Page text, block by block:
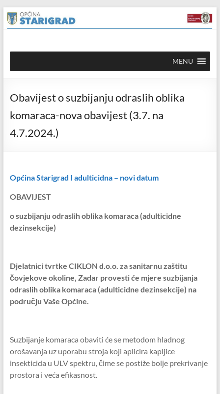
content
Skip
to
content
Općina
Starigrad
mrežna
stranica
MENU
Obavijest o suzbijanju odraslih oblika
komaraca-nova obavijest (3.7. na
4.7.2024.)
Općina Starigrad I adulticidna – novi datum
OBAVIJEST
o suzbijanju odraslih oblika komaraca (adulticidne
dezinsekcije)
Djelatnici tvrtke CIKLON d.o.o. za sanitarnu zaštitu
čovjekove okoline, Zadar provesti će mjere suzbijanja
odraslih oblika komaraca (adulticidne dezinsekcije) na
području Vaše Općine.
Suzbijanje komaraca obaviti će se metodom hladnog
orošavanja uz uporabu stroja koji aplicira kapljice
insekticida u ULV spektru, čime se postiže bolje prekrivanje
prostora i veća efikasnost.